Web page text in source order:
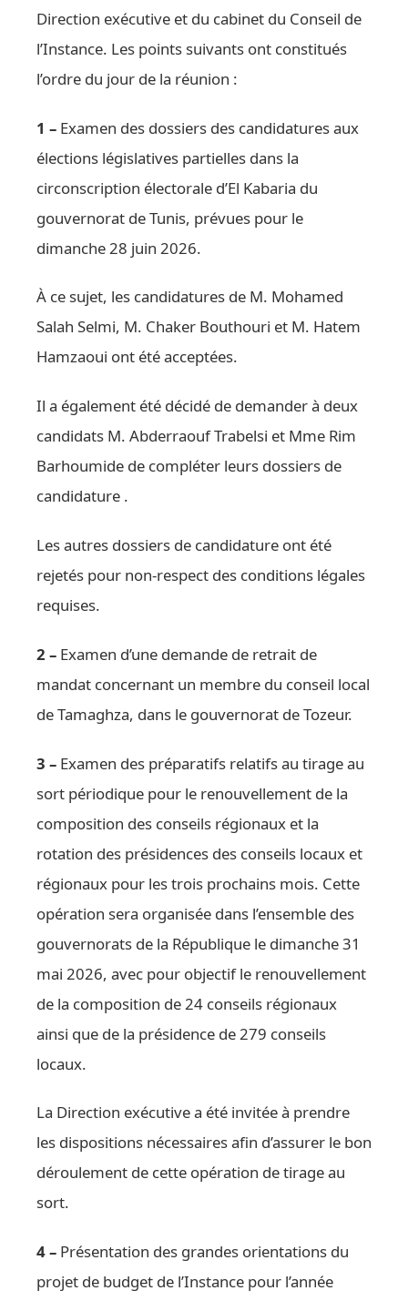
Direction exécutive et du cabinet du Conseil de
l’Instance. Les points suivants ont constitués
l’ordre du jour de la réunion :
1 – Examen des dossiers des candidatures aux
élections législatives partielles dans la
circonscription électorale d’El Kabaria du
gouvernorat de Tunis, prévues pour le
dimanche 28 juin 2026.
À ce sujet, les candidatures de M. Mohamed
Salah Selmi, M. Chaker Bouthouri et M. Hatem
Hamzaoui ont été acceptées.
Il a également été décidé de demander à deux
candidats M. Abderraouf Trabelsi et Mme Rim
Barhoumide de compléter leurs dossiers de
candidature .
Les autres dossiers de candidature ont été
rejetés pour non-respect des conditions légales
requises.
2 – Examen d’une demande de retrait de
mandat concernant un membre du conseil local
de Tamaghza, dans le gouvernorat de Tozeur.
3 – Examen des préparatifs relatifs au tirage au
sort périodique pour le renouvellement de la
composition des conseils régionaux et la
rotation des présidences des conseils locaux et
régionaux pour les trois prochains mois. Cette
opération sera organisée dans l’ensemble des
gouvernorats de la République le dimanche 31
mai 2026, avec pour objectif le renouvellement
de la composition de 24 conseils régionaux
ainsi que de la présidence de 279 conseils
locaux.
La Direction exécutive a été invitée à prendre
les dispositions nécessaires afin d’assurer le bon
déroulement de cette opération de tirage au
sort.
4 – Présentation des grandes orientations du
projet de budget de l’Instance pour l’année